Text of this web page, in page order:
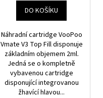
DO KOŠÍKU
Náhradní cartridge VooPoo
Vmate V3 Top Fill disponuje
základním objemem 2ml.
Jedná se o kompletně
vybavenou cartridge
disponující integrovanou
žhavící hlavou...